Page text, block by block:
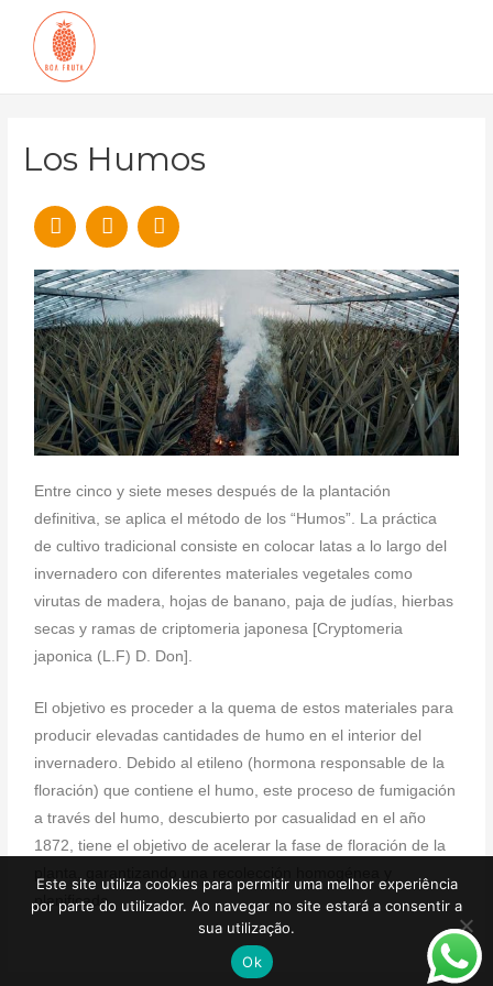
Los Humos
Entre cinco y siete meses después de la plantación
definitiva, se aplica el método de los “Humos”. La práctica
de cultivo tradicional consiste en colocar latas a lo largo del
invernadero con diferentes materiales vegetales como
virutas de madera, hojas de banano, paja de judías, hierbas
secas y ramas de criptomeria japonesa [Cryptomeria
japonica (L.F) D. Don].
El objetivo es proceder a la quema de estos materiales para
producir elevadas cantidades de humo en el interior del
invernadero. Debido al etileno (hormona responsable de la
floración) que contiene el humo, este proceso de fumigación
a través del humo, descubierto por casualidad en el año
1872, tiene el objetivo de acelerar la fase de floración de la
planificada.
Este site utiliza cookies para permitir uma melhor experiência
por parte do utilizador. Ao navegar no site estará a consentir a
sua utilização.
Ok